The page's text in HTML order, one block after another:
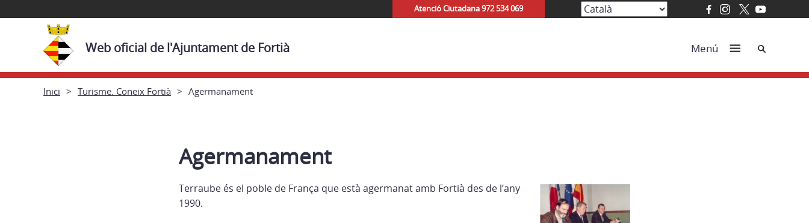
Atenció Ciutadana 972 534 069
Web oficial de l'Ajuntament de Fortià Menú Cerca
Inici Turisme. Coneix Fortià Agermanament
Agermanament
Terraube és el poble de França que està agermanat amb Fortià des de l’any
1990.